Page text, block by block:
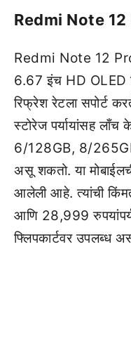
Redmi Note 12
Redmi Note 12 Pro
6.67 इंच HD OLED
रिफ्रेश रेटला सपोर्ट
स्टोरेज पर्यायांसह
6/128GB, 8/
असू शकतो. या
आलेली आहे. त्यांची
आणि 28,999
फ्लिपकार्टवर उपलब्ध